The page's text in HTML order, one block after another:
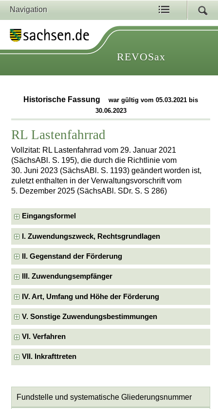
Navigation
REVOSax
Historische Fassung
war gültig vom 05.03.2021 bis
30.06.2023
RL Lastenfahrrad
Vollzitat: RL Lastenfahrrad vom 29. Januar 2021
(SächsABl. S. 195), die durch die Richtlinie vom
30. Juni 2023 (SächsABl. S. 1193) geändert worden ist,
zuletzt enthalten in der Verwaltungsvorschrift vom
5. Dezember 2025 (SächsABl. SDr. S. S 286)
Eingangsformel
I. Zuwendungszweck, Rechtsgrundlagen
II. Gegenstand der Förderung
III. Zuwendungsempfänger
IV. Art, Umfang und Höhe der Förderung
V. Sonstige Zuwendungsbestimmungen
VI. Verfahren
VII. Inkrafttreten
Fundstelle und systematische Gliederungsnummer